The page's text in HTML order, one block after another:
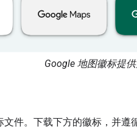
Google 地图徽标提
文件。下载下方的徽标，并遵